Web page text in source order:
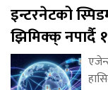
इन्टरनेटको
झिमिक्क् नपार्दै